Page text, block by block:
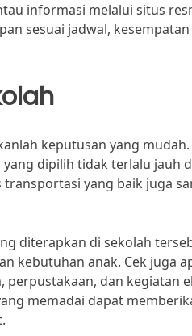
informasi melalui situs
sesuai jadwal,
keputusan yang
yang dipilih tidak terlalu
transportasi yang baik juga
diterapkan di sekolah
kebutuhan anak. Cek juga
dan kegiatan
memadai dapat